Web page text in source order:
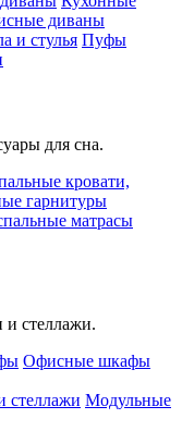
диваны
и стулья Пуфы
для сна.
кровати,
гарнитуры
матрасы
стеллажи.
Офисные шкафы
Модульные